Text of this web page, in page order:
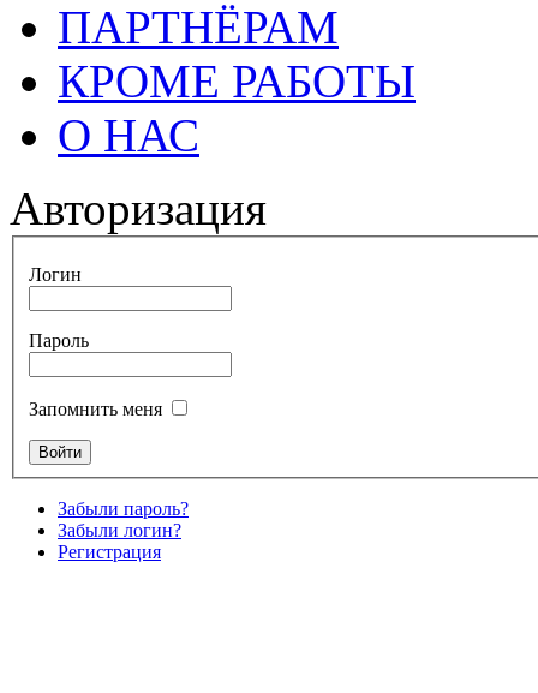
ПАРТНЁРАМ
КРОМЕ РАБОТЫ
О НАС
Авторизация
Логин
Пароль
Запомнить меня
Забыли пароль?
Забыли логин?
Регистрация